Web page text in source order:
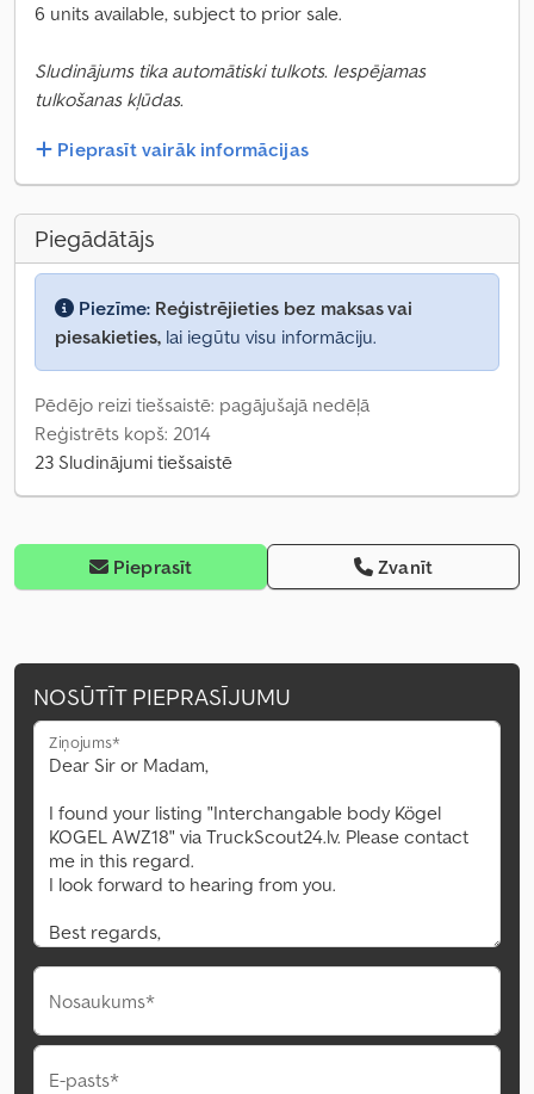
6 units available, subject to prior sale.
Sludinājums tika automātiski tulkots. Iespējamas
tulkošanas kļūdas.
Pieprasīt vairāk informācijas
Piegādātājs
Piezīme: Reģistrējieties bez maksas vai
piesakieties, lai iegūtu visu informāciju.
Pēdējo reizi tiešsaistē: pagājušajā nedēļā
Reģistrēts kopš: 2014
23 Sludinājumi tiešsaistē
Pieprasīt Zvanīt
NOSŪTĪT PIEPRASĪJUMU
Ziņojums*
Nosaukums*
E-pasts*